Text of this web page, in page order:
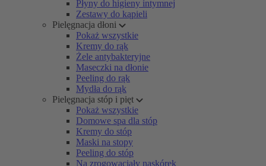
Płyny do higieny intymnej
Zestawy do kąpieli
Pielęgnacja dłoni
Pokaż wszystkie
Kremy do rąk
Żele antybakteryjne
Maseczki na dłonie
Peeling do rąk
Mydła do rąk
Pielęgnacja stóp i pięt
Pokaż wszystkie
Domowe spa dla stóp
Kremy do stóp
Maski na stopy
Peeling do stóp
Na zrogowaciały naskórek